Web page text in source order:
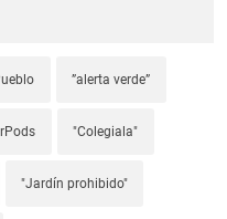
”alerta verde”
"Colegiala"
"Jardín prohibido"